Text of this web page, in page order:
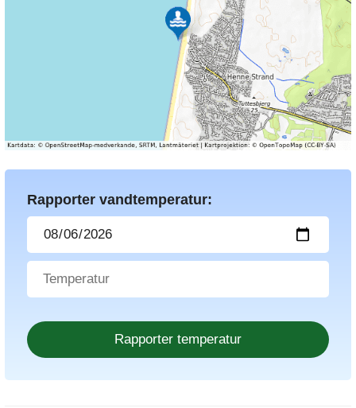
Rapporter vandtemperatur: